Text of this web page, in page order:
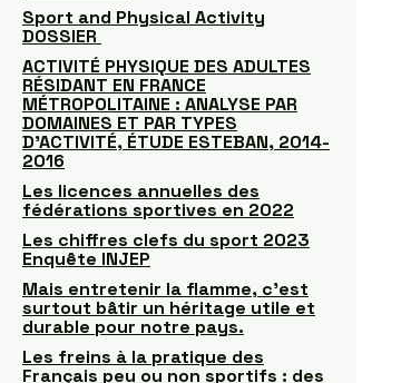
Sport and Physical Activity
DOSSIER
ACTIVITÉ PHYSIQUE DES ADULTES
RÉSIDANT EN FRANCE
MÉTROPOLITAINE : ANALYSE PAR
DOMAINES ET PAR TYPES
D’ACTIVITÉ, ÉTUDE ESTEBAN, 2014-
2016
Les licences annuelles des
fédérations sportives en 2022
Les chiffres clefs du sport 2023
Enquête INJEP
Mais entretenir la flamme, c’est
surtout bâtir un héritage utile et
durable pour notre pays.
Les freins à la pratique des
Français peu ou non sportifs : des